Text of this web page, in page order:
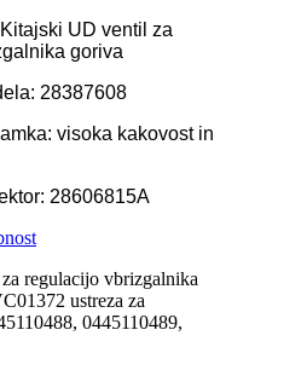
UD ventil za
goriva
28387608
visoka kakovost in
28606815A